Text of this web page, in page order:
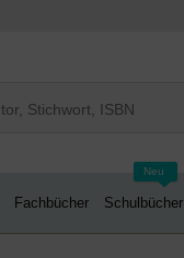
Fachbücher
Neu
Schulbücher